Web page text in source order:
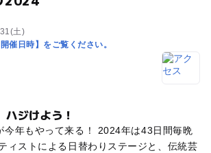
土)
催日時】をご覧ください。
ジけよう！
今年もやって来る！ 2024年は43日間毎晩
ィストによる日替わりステージと、伝統芸